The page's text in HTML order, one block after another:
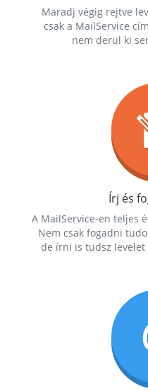
Maradj végig rejtve
csak a MailService
nem derül ki
Írj és
A MailService-en teljes
Nem csak fogadni
de írni is tudsz levelet